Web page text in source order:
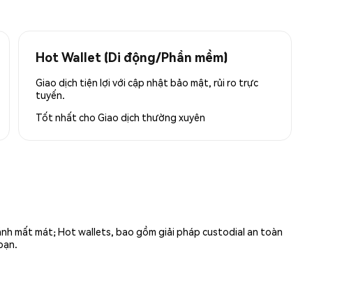
Hot Wallet (Di động/Phần mềm)
Giao dịch tiện lợi với cập nhật bảo mật, rủi ro trực
tuyến.
Tốt nhất cho Giao dịch thường xuyên
mất mát; Hot wallets, bao gồm giải pháp custodial an toàn